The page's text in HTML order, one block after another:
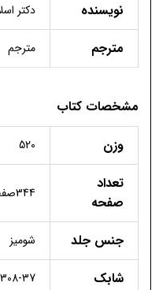
نویسنده
دكتر
مترجم مترجم
مشخصات کتاب
وزن
520
تعداد
صفحه
344صفحه
جنس جلد شومیز
شابک 37-